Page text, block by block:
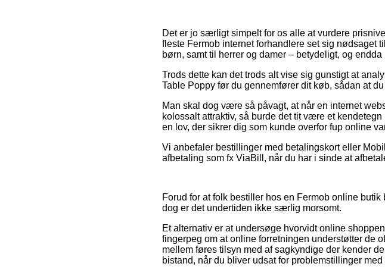
Det er jo særligt simpelt for os alle at vurdere
fleste Fermob internet forhandlere set sig nødsaget
børn, samt til herrer og damer – betydeligt, og
Trods dette kan det trods alt vise sig gunstigt at
Table Poppy før du gennemfører dit køb, sådan at
Man skal dog være så påvagt, at når en internet
kolossalt attraktiv, så burde det tit være et
en lov, der sikrer dig som kunde overfor fup online
Vi anbefaler bestillinger med betalingskort eller
afbetaling som fx ViaBill, når du har i sinde at
Forud for at folk bestiller hos en Fermob online
dog er det undertiden ikke særlig morsomt.
Et alternativ er at undersøge hvorvidt online
fingerpeg om at online forretningen understøtter de
mellem føres tilsyn med af sagkyndige der kender
bistand, når du bliver udsat for problemstillinger